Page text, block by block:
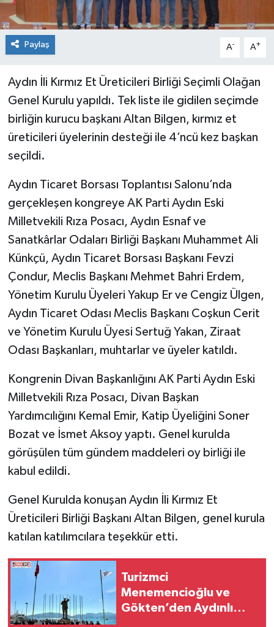
Paylaş A- A+
Aydın İli Kırmız Et Üreticileri Birliği Seçimli Olağan
Genel Kurulu yapıldı. Tek liste ile gidilen seçimde
birliğin kurucu başkanı Altan Bilgen, kırmız et
üreticileri üyelerinin desteği ile 4’ncü kez başkan
seçildi.
Aydın Ticaret Borsası Toplantısı Salonu’nda
gerçekleşen kongreye AK Parti Aydın Eski
Milletvekili Rıza Posacı, Aydın Esnaf ve
Sanatkârlar Odaları Birliği Başkanı Muhammet Ali
Künkçü, Aydın Ticaret Borsası Başkanı Fevzi
Çondur, Meclis Başkanı Mehmet Bahri Erdem,
Yönetim Kurulu Üyeleri Yakup Er ve Cengiz Ülgen,
Aydın Ticaret Odası Meclis Başkanı Coşkun Cerit
ve Yönetim Kurulu Üyesi Sertuğ Yakan, Ziraat
Odası Başkanları, muhtarlar ve üyeler katıldı.
Kongrenin Divan Başkanlığını AK Parti Aydın Eski
Milletvekili Rıza Posacı, Divan Başkan
Yardımcılığını Kemal Emir, Katip Üyeliğini Soner
Bozat ve İsmet Aksoy yaptı. Genel kurulda
görüşülen tüm gündem maddeleri oy birliği ile
kabul edildi.
Genel Kurulda konuşan Aydın İli Kırmız Et
Üreticileri Birliği Başkanı Altan Bilgen, genel kurula
katılan katılımcılara teşekkür etti.
Turizmci
Menemencioğlu ve
Gökten’den Aydınlı